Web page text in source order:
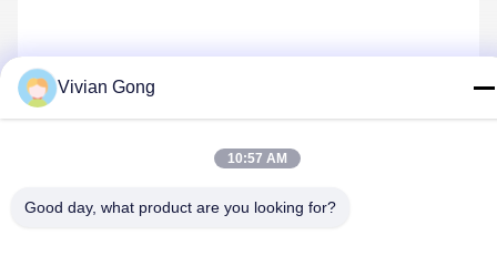
Nous Contacter
Politique de confidentialité|Plan du site| Chine Bonne qualité
Vivian Gong
10:57 AM
Good day, what product are you looking for?